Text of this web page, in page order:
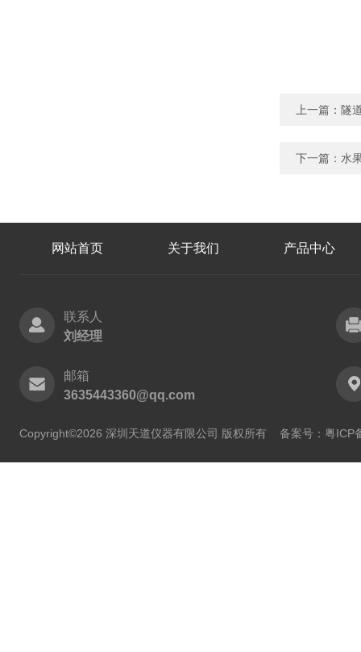
上一篇： 隧
下一篇： 水
网站首页 关于我们 产品中心
联系人
刘经理
邮箱
3635443360@qq.com
Copyright©2026 深圳天道仪器有限公司 版权所有 备案号：粤ICP